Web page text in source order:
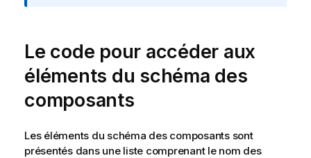
t
o
n
Le code pour accéder aux
éléments du schéma des
composants
Les éléments du schéma des composants sont
présentés dans une liste comprenant le nom des